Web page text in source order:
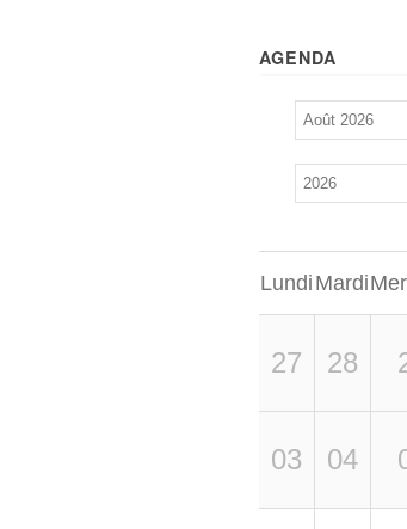
AGENDA
Lundi Mardi
27 28
03 04